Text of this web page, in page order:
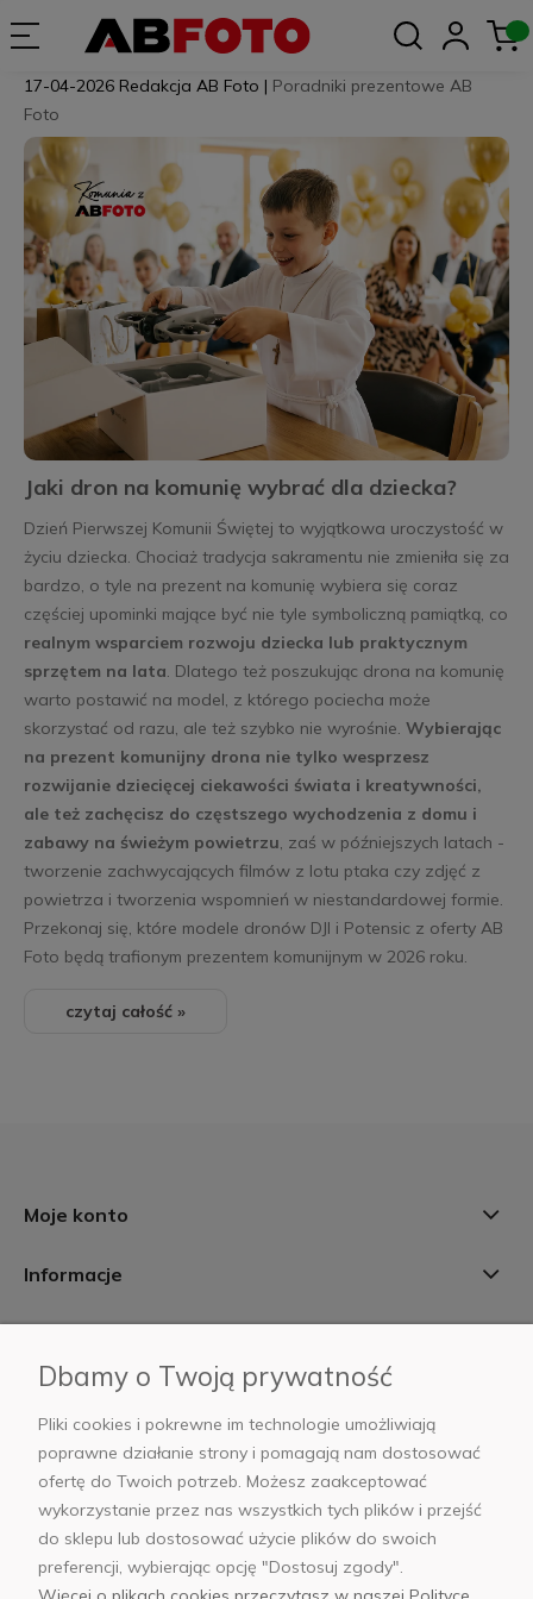
Jaki dron na komunię wybrać dla dziecka?
17-04-2026 Redakcja AB Foto | Poradniki prezentowe AB
Foto
Dzień Pierwszej Komunii Świętej to wyjątkowa uroczystość w
życiu dziecka. Chociaż tradycja sakramentu nie zmieniła się za
bardzo, o tyle na prezent na komunię wybiera się coraz
częściej upominki mające być nie tyle symboliczną pamiątką, co
realnym wsparciem rozwoju dziecka lub praktycznym
sprzętem na lata. Dlatego też poszukując drona na komunię
warto postawić na model, z którego pociecha może
skorzystać od razu, ale też szybko nie wyrośnie. Wybierając
na prezent komunijny drona nie tylko wesprzesz
rozwijanie dziecięcej ciekawości świata i kreatywności,
ale też zachęcisz do częstszego wychodzenia z domu i
zabawy na świeżym powietrzu, zaś w późniejszych latach -
tworzenie zachwycających filmów z lotu ptaka czy zdjęć z
powietrza i tworzenia wspomnień w niestandardowej formie.
Przekonaj się, które modele dronów DJI i Potensic z oferty AB
Foto będą trafionym prezentem komunijnym w 2026 roku.
czytaj całość »
Moje konto
Informacje
AB Foto
sklep@abfoto.pl
+48 797 971 275
Dbamy o Twoją prywatność
Pliki cookies i pokrewne im technologie umożliwiają
poprawne działanie strony i pomagają nam dostosować
ofertę do Twoich potrzeb. Możesz zaakceptować
wykorzystanie przez nas wszystkich tych plików i przejść
do sklepu lub dostosować użycie plików do swoich
preferencji, wybierając opcję "Dostosuj zgody".